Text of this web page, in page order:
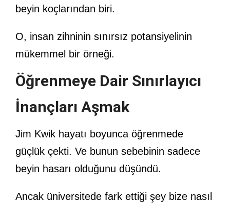
beyin koçlarından biri.
O, insan zihninin sınırsız potansiyelinin
mükemmel bir örneği.
Öğrenmeye Dair Sınırlayıcı
İnançları Aşmak
Jim Kwik hayatı boyunca öğrenmede
güçlük çekti. Ve bunun sebebinin sadece
beyin hasarı olduğunu düşündü.
Ancak üniversitede fark ettiği şey bize nasıl